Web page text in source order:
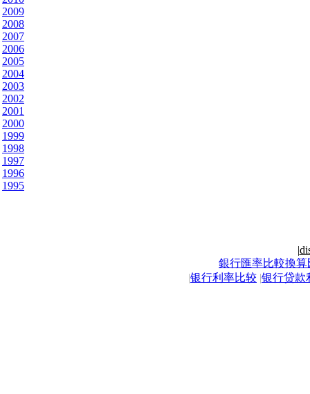
2009
2008
2007
2006
2005
2004
2003
2002
2001
2000
1999
1998
1997
1996
1995
|
銀行匯率比較換算
|银行利率比较 |银行贷款